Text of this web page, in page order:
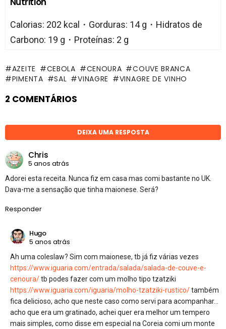
Calorias: 202 kcal・Gorduras: 14 g・Hidratos de
Carbono: 19 g・Proteínas: 2 g
AZEITE CEBOLA CENOURA
COUVE BRANCA
PIMENTA
SAL VINAGRE VINAGRE DE VINHO
2 COMENTÁRIOS
DEIXA UMA RESPOSTA
Chris
5 anos atrás
Adorei esta receita. Nunca fiz em casa mas comi bastante no UK.
Dava-me a sensação que tinha maionese. Será?
Responder
Hugo
5 anos atrás
Ah uma coleslaw? Sim com maionese, tb já fiz várias vezes
https://www.iguaria.com/entrada/salada/salada-de-couve-e-
cenoura/tb podes fazer com um molho tipo tzatziki
https://www.iguaria.com/iguaria/molho-tzatziki-rustico/também
fica delicioso, acho que neste caso como servi para acompanhar…
acho que era um gratinado, achei quer era melhor um tempero
mais simples, como disse em especial na Coreia comi um monte